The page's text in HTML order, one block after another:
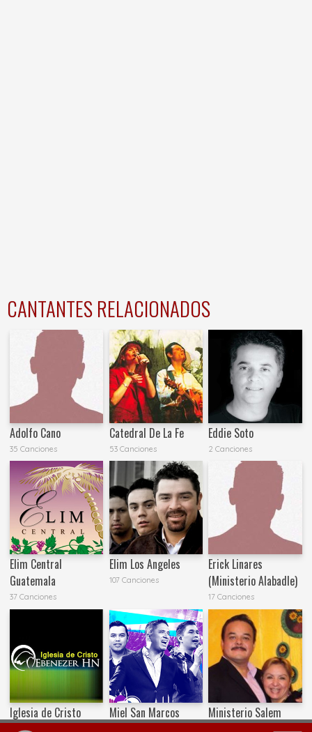
CANTANTES RELACIONADOS
Adolfo Cano
35 Canciones
Catedral De La Fe
53 Canciones
Eddie Soto
2 Canciones
Elim Central
Guatemala
37 Canciones
Elim Los Angeles
107 Canciones
Erick Linares
(Ministerio Alabadle)
17 Canciones
Iglesia de Cristo
Miel San Marcos Ministerio Salem